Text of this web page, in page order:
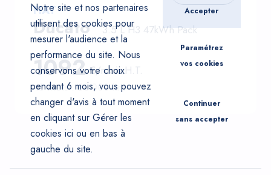
FIAT
Ducato 3.5 L H3 47kWh Pack
1092 €/moisH.T.
48mois .60 000km
Notre site et nos partenaires
utilisent des cookies pour
mesurer l'audience et la
performance du site. Nous
conservons votre choix
pendant 6 mois, vous pouvez
changer d'avis à tout moment
en cliquant sur Gérer les
cookies ici ou en bas à
gauche du site.
Accepter
Paramétrez
vos cookies
Continuer
sans accepter